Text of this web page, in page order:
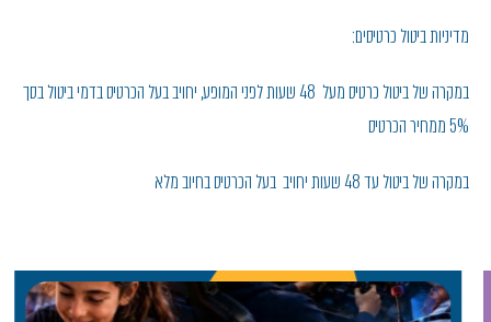
מדיניות ביטול כרטיסים:
במקרה של ביטול כרטיס מעל 48 שעות לפני המופע, יחויב בעל הכרטיס בדמי ביטול בסך
5% ממחיר הכרטיס
במקרה של ביטול עד 48 שעות יחויב בעל הכרטיס בחיוב מלא